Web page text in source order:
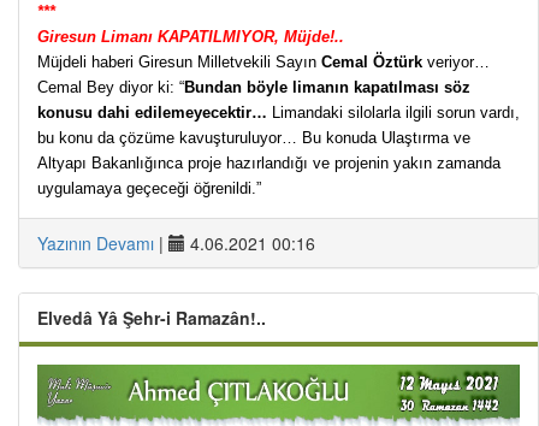
***
Giresun Limanı KAPATILMIYOR, Müjde!..
Müjdeli haberi Giresun Milletvekili Sayın Cemal Öztürk veriyor…
Cemal Bey diyor ki: “Bundan böyle limanın kapatılması söz
konusu dahi edilemeyecektir… Limandaki silolarla ilgili sorun vardı,
bu konu da çözüme kavuşturuluyor… Bu konuda Ulaştırma ve
Altyapı Bakanlığınca proje hazırlandığı ve projenin yakın zamanda
uygulamaya geçeceği öğrenildi.”
Yazının Devamı | 4.06.2021 00:16
Elvedâ Yâ Şehr-i Ramazân!..